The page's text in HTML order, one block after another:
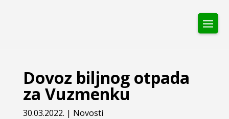
Dovoz biljnog otpada
za Vuzmenku
30.03.2022. | Novosti